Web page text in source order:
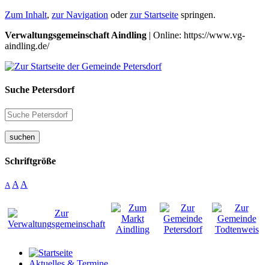
Zum Inhalt, zur Navigation oderzur Startseite springen.
Verwaltungsgemeinschaft Aindling | Online: https://www.vg-
aindling.de/
Suche Petersdorf
suchen
Schriftgröße
A A A